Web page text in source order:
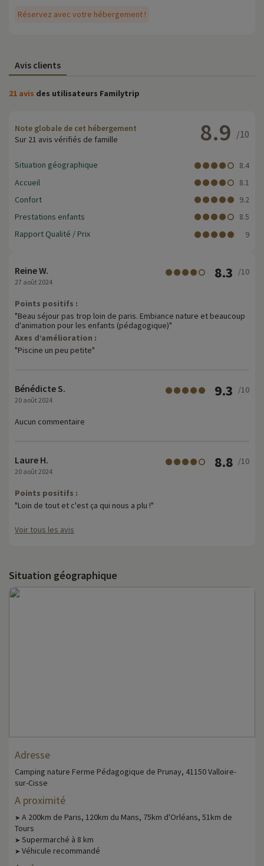
Réservez avec votre hébergement !
Avis clients
21 avis des utilisateurs Familytrip
Note globale de cet hébergement
Sur 21 avis vérifiés de famille
8.9 /10
Situation géographique
8.4
Accueil
8.1
Confort
9.2
Prestations enfants
8.5
Rapport Qualité / Prix
9
Reine W.
27 août 2024
8.3 /10
Points positifs :
"Beau séjour pas trop loin de paris. Embiance nature et beaucoup
d'animation pour les enfants (pédagogique)"
Axes d’amélioration :
"Piscine un peu petite"
Bénédicte S.
20 août 2024
9.3 /10
Aucun commentaire
Laure H.
20 août 2024
8.8 /10
Points positifs :
"Loin de tout et c'est ça qui nous a plu !"
Voir tous les avis
Situation géographique
Adresse
Camping nature Ferme Pédagogique de Prunay, 41150 Valloire-
sur-Cisse
A proximité
➤ A 200km de Paris, 120km du Mans, 75km d'Orléans, 51km de
Tours
➤ Supermarché à 8 km
➤ Véhicule recommandé